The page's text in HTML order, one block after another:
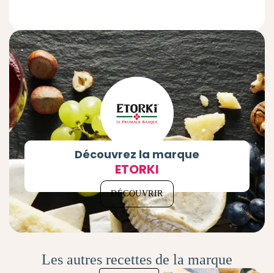
Découvrez la marque
ETORKI
DÉCOUVRIR
Les autres recettes de la marque